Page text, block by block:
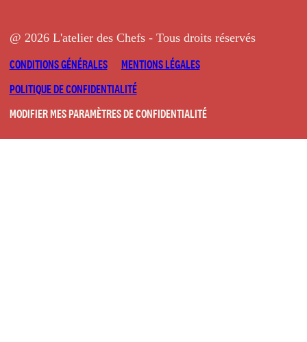
@ 2026 L'atelier des Chefs - Tous droits réservés
CONDITIONS GÉNÉRALES
MENTIONS LÉGALES
POLITIQUE DE CONFIDENTIALITÉ
MODIFIER MES PARAMÈTRES DE CONFIDENTIALITÉ